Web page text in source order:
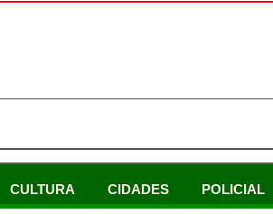
CULTURA CIDADES POLICIAL